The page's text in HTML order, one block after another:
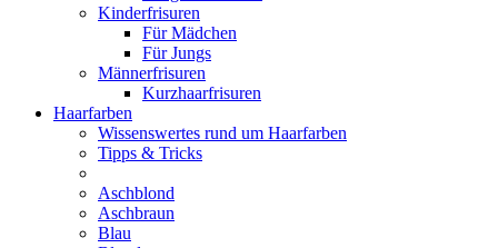
Kinderfrisuren
Für Mädchen
Für Jungs
Männerfrisuren
Kurzhaarfrisuren
Haarfarben
Wissenswertes rund um Haarfarben
Tipps & Tricks
Aschblond
Aschbraun
Blau